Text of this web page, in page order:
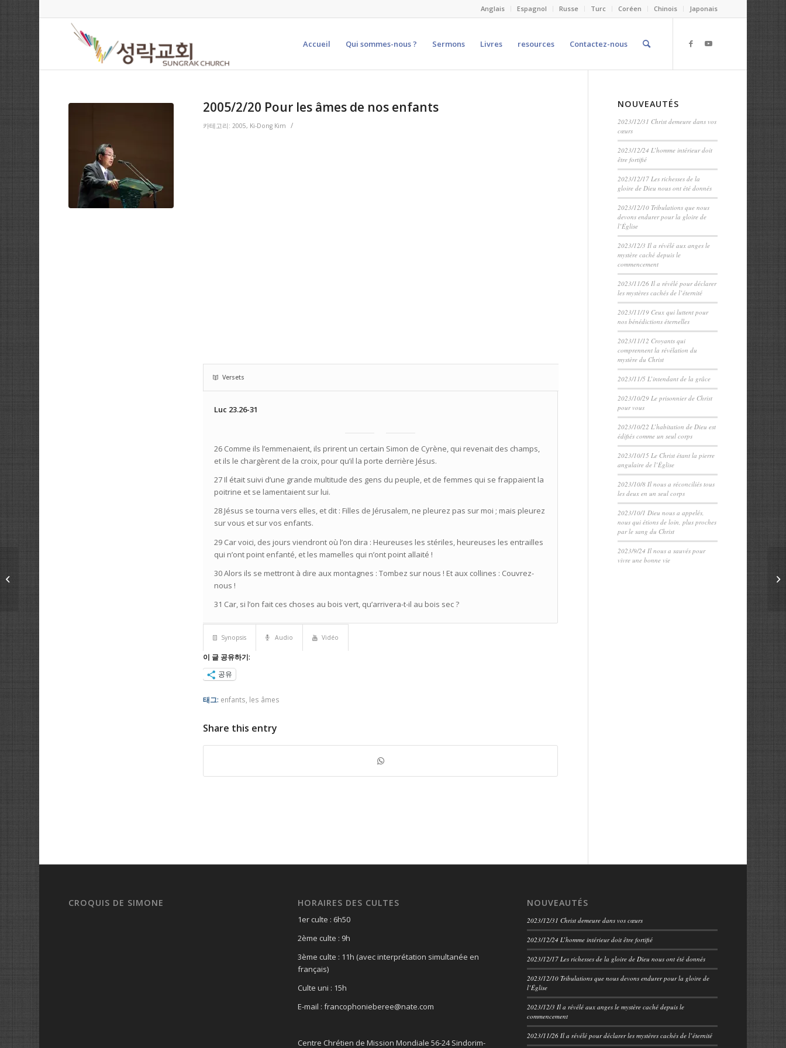
Anglais Espagnol Russe Turc Coréen Chinois Japonais
Accueil Qui sommes-nous ? Sermons Livres resources Contactez-nous
2005/2/20 Pour les âmes de nos enfants
카테고리:2005, Ki-Dong Kim /
Versets
Luc 23.26-31
26 Comme ils l’emmenaient, ils prirent un certain Simon de Cyrène, qui revenait des champs,
et ils le chargèrent de la croix, pour qu’il la porte derrière Jésus.
27 Il était suivi d’une grande multitude des gens du peuple, et de femmes qui se frappaient la
poitrine et se lamentaient sur lui.
28 Jésus se tourna vers elles, et dit : Filles de Jérusalem, ne pleurez pas sur moi ; mais pleurez
sur vous et sur vos enfants.
29 Car voici, des jours viendront où l’on dira : Heureuses les stériles, heureuses les entrailles
qui n’ont point enfanté, et les mamelles qui n’ont point allaité !
30 Alors ils se mettront à dire aux montagnes : Tombez sur nous ! Et aux collines : Couvrez-
nous !
31 Car, si l’on fait ces choses au bois vert, qu’arrivera-t-il au bois sec ?
Synopsis Audio Vidéo
이 글 공유하기:
공유
태그: enfants les âmes
Share this entry
NOUVEAUTÉS
2023/12/31 Christ demeure dans vos
cœurs
2023/12/24 L’homme intérieur doit
être fortifié
2023/12/17 Les richesses de la
gloire de Dieu nous ont été donnés
2023/12/10 Tribulations que nous
devons endurer pour la gloire de
l’Église
2023/12/3 Il a révélé aux anges le
mystère caché depuis le
commencement
2023/11/26 Il a révélé pour déclarer
les mystères cachés de l’éternité
2023/11/19 Ceux qui luttent pour
nos bénédictions éternelles
2023/11/12 Croyants qui
comprennent la révélation du
mystère du Christ
2023/11/5 L’intendant de la grâce
2023/10/29 Le prisonnier de Christ
pour vous
2023/10/22 L’habitation de Dieu est
édifiés comme un seul corps
2023/10/15 Le Christ étant la pierre
angulaire de l’Église
2023/10/8 Il nous a réconciliés tous
les deux en un seul corps
2023/10/1 Dieu nous a appelés,
nous qui étions de loin, plus proches
par le sang du Christ
2023/9/24 Il nous a sauvés pour
vivre une bonne vie
CROQUIS DE SIMONE HORAIRES DES CULTES
1er culte : 6h50
2ème culte : 9h
3ème culte : 11h (avec interprétation simultanée en
français)
Culte uni : 15h
E-mail : francophonieberee@nate.com
Centre Chrétien de Mission Mondiale 56-24 Sindorim-
NOUVEAUTÉS
2023/12/31 Christ demeure dans vos cœurs
2023/12/24 L’homme intérieur doit être fortifié
2023/12/17 Les richesses de la gloire de Dieu nous ont été donnés
2023/12/10 Tribulations que nous devons endurer pour la gloire de
l’Église
2023/12/3 Il a révélé aux anges le mystère caché depuis le
commencement
2023/11/26 Il a révélé pour déclarer les mystères cachés de l’éternité